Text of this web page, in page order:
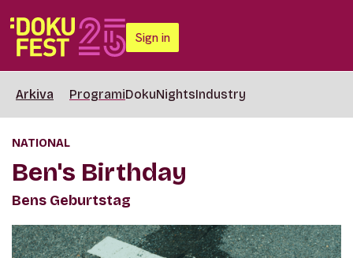
Sign in
Arkiva ProgramiDokuNightsIndustry
NATIONAL
Ben's Birthday
Bens Geburtstag